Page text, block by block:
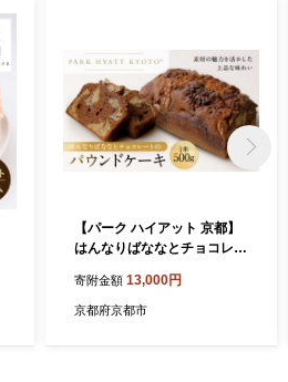
ほどよろしくお願いいたします。
【パーク ハイアット 京都】
はんなりばななとチョコレー
ケーキ 人気ホテル［ パウン
ドケーキ ケーキ バナナ チョ
寄附金額 13,000円
京都府京都市